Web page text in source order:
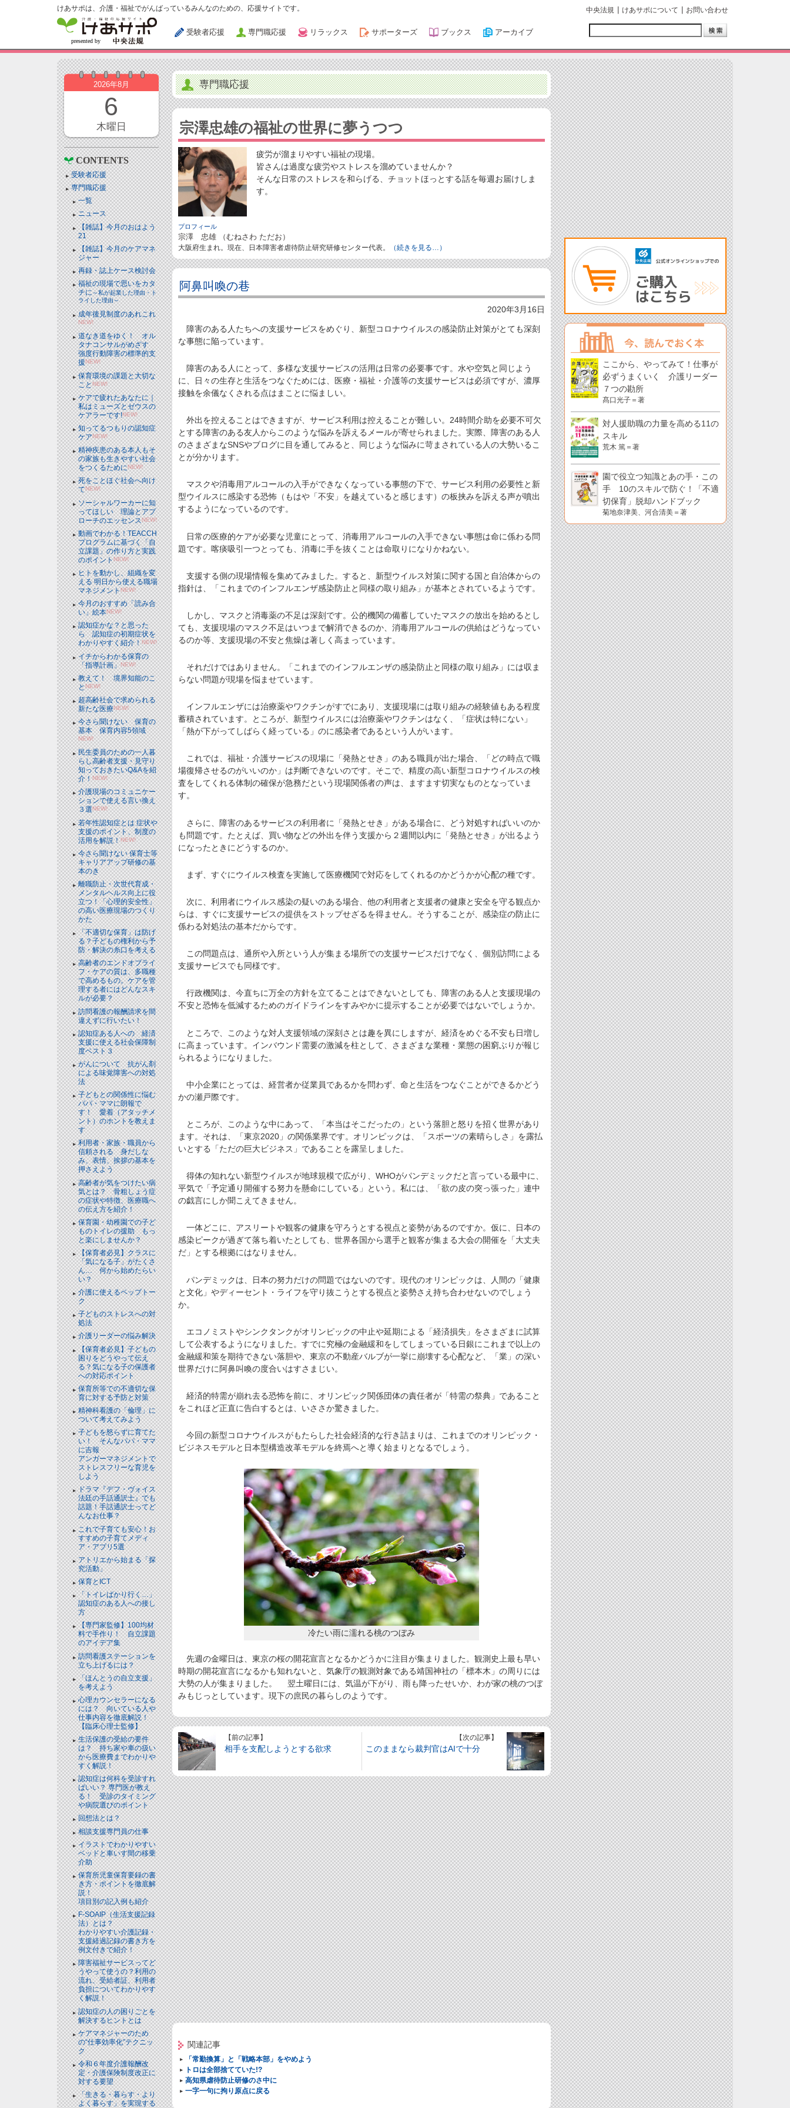
けあサポは、介護・福祉でがんばっているみんなのための、応援サイトです。
受験者応援 専門職応援 リラックス サポーターズ ブックス アーカイブ
中央法規 けあサポについて お問い合わせ
2026年8月
6
木曜日
CONTENTS
受験者応援
専門職応援
一覧
ニュース
【雑誌】今月のおはよう
21
【雑誌】今月のケアマネ
ジャー
再録・誌上ケース検討会
福祉の現場で思いをカタ
チに～私が起業した理由・ト
ライした理由～
成年後見制度のあれこれ
NEW!
道なき道をゆく！ オル
タナコンサルがめざす
強度行動障害の標準的支
援NEW!
保育環境の課題と大切な
ことNEW!
ケアで疲れたあなたに｜
私はミューズとゼウスの
ケアラーです!NEW!
知ってるつもりの認知症
ケアNEW!
精神疾患のある本人もそ
の家族も生きやすい社会
をつくるためにNEW!
死をことほぐ社会へ向け
てNEW!
ソーシャルワーカーに知
ってほしい 理論とアプ
ローチのエッセンスNEW!
動画でわかる！TEACCH
プログラムに基づく「自
立課題」の作り方と実践
のポイントNEW!
ヒトを動かし、組織を変
える 明日から使える職場
マネジメントNEW!
今月のおすすめ「読み合
い」絵本NEW!
認知症かな？と思った
ら 認知症の初期症状を
わかりやすく紹介！NEW!
イチからわかる保育の
「指導計画」NEW!
教えて！ 境界知能のこ
とNEW!
超高齢社会で求められる
新たな医療NEW!
今さら聞けない 保育の
基本 保育内容5領域
NEW!
民生委員のための一人暮
らし高齢者支援・見守り
知っておきたいQ&Aを紹
介！NEW!
介護現場のコミュニケー
ションで使える言い換え
３選NEW!
若年性認知症とは 症状や
支援のポイント、制度の
活用を解説！NEW!
今さら聞けない 保育士等
キャリアアップ研修の基
本のき
離職防止・次世代育成・
メンタルヘルス向上に役
立つ！「心理的安全性」
の高い医療現場のつくり
かた
「不適切な保育」は防げ
る？子どもの権利から予
防・解決の糸口を考える
高齢者のエンドオブライ
フ・ケアの質は、多職種
で高めるもの。ケアを管
理する者にはどんなスキ
ルが必要？
訪問看護の報酬請求を間
違えずに行いたい！
認知症ある人への 経済
支援に使える社会保障制
度ベスト３
がんについて 抗がん剤
による味覚障害への対処
法
子どもとの関係性に悩む
パパ・ママに朗報で
す！ 愛着（アタッチメ
ント）のホントを教えま
す
利用者・家族・職員から
信頼される 身だしな
み、表情、挨拶の基本を
押さえよう
高齢者が気をつけたい病
気とは？ 骨粗しょう症
の症状や特徴、医療職へ
の伝え方を紹介！
保育園・幼稚園での子ど
ものトイレの援助 もっ
と楽にしませんか？
【保育者必見】クラスに
「気になる子」がたくさ
ん… 何から始めたらい
い？
介護に使えるペップトー
ク
子どものストレスへの対
処法
介護リーダーの悩み解決
【保育者必見】子どもの
困りをどうやって伝え
る？気になる子の保護者
への対応ポイント
保育所等での不適切な保
育に対する予防と対策
精神科看護の「倫理」に
ついて考えてみよう
子どもを怒らずに育てた
い！ そんなパパ・ママ
に吉報
アンガーマネジメントで
ストレスフリーな育児を
しよう
ドラマ『デフ・ヴォイス
法廷の手話通訳士』でも
話題！手話通訳士ってど
んなお仕事？
これで子育ても安心！お
すすめの子育てメディ
ア・アプリ5選
アトリエから始まる「探
究活動」
保育とICT
「トイレばかり行く…」
認知症のある人への接し
方
【専門家監修】100均材
料で手作り！ 自立課題
のアイデア集
訪問看護ステーションを
立ち上げるには？
「ほんとうの自立支援」
を考えよう
心理カウンセラーになる
には？ 向いている人や
仕事内容を徹底解説！
【臨床心理士監修】
生活保護の受給の要件
は？ 持ち家や車の扱い
から医療費までわかりや
すく解説！
認知症は何科を受診すれ
ばいい？ 専門医が教え
る！ 受診のタイミング
や病院選びのポイント
回想法とは？
相談支援専門員の仕事
イラストでわかりやすい
ベッドと⾞いす間の移乗
介助
保育所児童保育要録の書
き方・ポイントを徹底解
説！
項目別の記入例も紹介
F-SOAIP（生活支援記録
法）とは？
わかりやすい介護記録・
支援経過記録の書き方を
例文付きで紹介！
障害福祉サービスってど
うやって使うの？利用の
流れ、受給者証、利用者
負担についてわかりやす
く解説！
認知症の人の困りごとを
解決するヒントとは
ケアマネジャーのため
の“仕事効率化”テクニッ
ク
令和６年度介護報酬改
定・介護保険制度改正に
対する要望
「生きる・暮らす・より
よく暮らす」を実現する
専門職応援
宗澤忠雄の福祉の世界に夢うつつ
疲労が溜まりやすい福祉の現場。
皆さんは過度な疲労やストレスを溜めていませんか？
そんな日常のストレスを和らげる、チョットほっとする話を毎週お届けしま
す。
プロフィール
宗澤 忠雄 （むねさわ ただお）
大阪府生まれ。現在、日本障害者虐待防止研究研修センター代表。 （続きを見る…）
阿鼻叫喚の巷
2020年3月16日
障害のある人たちへの支援サービスをめぐり、新型コロナウイルスの感染防止対策がとても深刻
な事態に陥っています。
障害のある人にとって、多様な支援サービスの活用は日常の必要事です。水や空気と同じよう
に、日々の生存と生活をつなぐためには、医療・福祉・介護等の支援サービスは必須ですが、濃厚
接触を余儀なくされる点はまことに悩ましい。
外出を控えることはできますが、サービス利用は控えることが難しい。24時間介助を必要不可欠
とする障害のある友人からこのような悩みを訴えるメールが寄せられました。実際、障害のある人
のさまざまなSNSやブログに目を通してみると、同じような悩みに苛まされている人の大勢いるこ
とが分かります。
マスクや消毒用アルコールの入手ができなくなっている事態の下で、サービス利用の必要性と新
型ウイルスに感染する恐怖（もはや「不安」を越えていると感じます）の板挟みを訴える声が噴出
するようになっているのです。
日常の医療的ケアが必要な児童にとって、消毒用アルコールの入手できない事態は命に係わる問
題です。喀痰吸引一つとっても、消毒に手を抜くことは命取りになりかねない。
支援する側の現場情報を集めてみました。すると、新型ウイルス対策に関する国と自治体からの
指針は、「これまでのインフルエンザ感染防止と同様の取り組み」が基本とされているようです。
しかし、マスクと消毒薬の不足は深刻です。公的機関の備蓄していたマスクの放出を始めるとし
ても、支援現場のマスク不足はいつまで解消できるのか、消毒用アルコールの供給はどうなってい
るのか等、支援現場の不安と焦燥は著しく高まっています。
それだけではありません。「これまでのインフルエンザの感染防止と同様の取り組み」には収ま
らない問題が現場を悩ませています。
インフルエンザには治療薬やワクチンがすでにあり、支援現場には取り組みの経験値もある程度
蓄積されています。ところが、新型ウイルスには治療薬やワクチンはなく、「症状は特にない」
「熱が下がってしばらく経っている」のに感染者であるという人がいます。
これでは、福祉・介護サービスの現場に「発熱とせき」のある職員が出た場合、「どの時点で職
場復帰させるのがいいのか」は判断できないのです。そこで、精度の高い新型コロナウイルスの検
査をしてくれる体制の確保が急務だという現場関係者の声は、ますます切実なものとなっていま
す。
さらに、障害のあるサービスの利用者に「発熱とせき」がある場合に、どう対処すればいいのか
も問題です。たとえば、買い物などの外出を伴う支援から２週間以内に「発熱とせき」が出るよう
になったときにどうするのか。
まず、すぐにウイルス検査を実施して医療機関で対応をしてくれるのかどうかが心配の種です。
次に、利用者にウイルス感染の疑いのある場合、他の利用者と支援者の健康と安全を守る観点か
らは、すぐに支援サービスの提供をストップせざるを得ません。そうすることが、感染症の防止に
係わる対処法の基本だからです。
この問題点は、通所や入所という人が集まる場所での支援サービスだけでなく、個別訪問による
支援サービスでも同様です。
行政機関は、今直ちに万全の方針を立てることはできないとしても、障害のある人と支援現場の
不安と恐怖を低減するためのガイドラインをすみやかに提示することが必要ではないでしょうか。
ところで、このような対人支援領域の深刻さとは趣を異にしますが、経済をめぐる不安も日増し
に高まっています。インバウンド需要の激減を柱として、さまざまな業種・業態の困窮ぶりが報じ
られるようになりました。
中小企業にとっては、経営者か従業員であるかを問わず、命と生活をつなぐことができるかどう
かの瀬戸際です。
ところが、このような中にあって、「本当はそこだったの」という落胆と怒りを招く世界があり
ます。それは、「東京2020」の関係業界です。オリンピックは、「スポーツの素晴らしさ」を露払
いとする「ただの巨大ビジネス」であることを露呈しました。
得体の知れない新型ウイルスが地球規模で広がり、WHOがパンデミックだと言っている最中に、
平気で「予定通り開催する努力を懸命にしている」という。私には、「欲の皮の突っ張った」連中
の戯言にしか聞こえてきません。
一体どこに、アスリートや観客の健康を守ろうとする視点と姿勢があるのですか。仮に、日本の
感染ピークが過ぎて落ち着いたとしても、世界各国から選手と観客が集まる大会の開催を「大丈夫
だ」とする根拠にはなりません。
パンデミックは、日本の努力だけの問題ではないのです。現代のオリンピックは、人間の「健康
と文化」やディーセント・ライフを守り抜こうとする視点と姿勢さえ持ち合わせないのでしょう
か。
エコノミストやシンクタンクがオリンピックの中止や延期による「経済損失」をさまざまに試算
して公表するようになりました。すでに究極の金融緩和をしてしまっている日銀にこれまで以上の
金融緩和策を期待できない落胆や、東京の不動産バルブが一挙に崩壊する心配など、「業」の深い
世界だけに阿鼻叫喚の度合いはすさまじい。
経済的特需が崩れ去る恐怖を前に、オリンピック関係団体の責任者が「特需の祭典」であること
をこれほど正直に告白するとは、いささか驚きました。
今回の新型コロナウイルスがもたらした社会経済的な行き詰まりは、これまでのオリンピック・
ビジネスモデルと日本型構造改革モデルを終焉へと導く始まりとなるでしょう。
冷たい雨に濡れる桃のつぼみ
先週の金曜日は、東京の桜の開花宣言となるかどうかに注目が集まりました。観測史上最も早い
時期の開花宣言になるかも知れないと、気象庁の観測対象である靖国神社の「標本木」の周りには
大勢の人が集まりました。 翌土曜日には、気温が下がり、雨も降ったせいか、わが家の桃のつぼ
みもじっとしています。現下の庶民の暮らしのようです。
【前の記事】
相手を支配しようとする欲求
【次の記事】
このままなら裁判官はAIで十分
関連記事
「常勤換算」と「戦略本部」をやめよう
トロは全部捨てていた!?
高知県虐待防止研修のさ中に
一字一句に拘り原点に戻る
ここから、やってみて！仕事が
必ずうまくいく 介護リーダー
７つの勘所
髙口光子＝著
対人援助職の力量を高める11の
スキル
荒木 篤＝著
園で役立つ知識とあの手・この
手 10のスキルで防ぐ！「不適
切保育」脱却ハンドブック
菊地奈津美、河合清美＝著